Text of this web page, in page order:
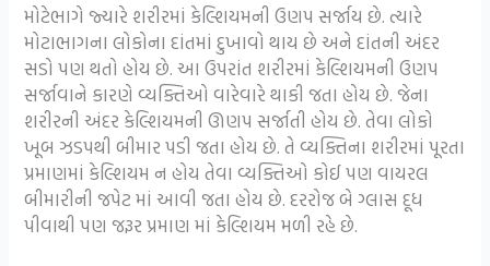
મોટેભાગે જ્યારે શરીરમાં કેલ્શિયમની ઉણપ સર્જાય છે. ત્યારે
મોટાભાગના લોકોના દાંતમાં દુખાવો થાય છે અને દાંતની અંદર
સડો પણ થતો હોય છે. આ ઉપરાંત શરીરમાં કેલ્શિયમની ઉણપ
સર્જાવાને કારણે વ્યક્તિઓ વારેવારે થાકી જતા હોય છે. જેના
શરીરની અંદર કેલ્શિયમની ઊણપ સર્જાતી હોય છે. તેવા લોકો
ખૂબ ઝડપથી બીમાર પડી જતા હોય છે. તે વ્યક્તિના શરીરમાં પૂરતા
પ્રમાણમાં કેલ્શિયમ ન હોય તેવા વ્યક્તિઓ કોઈ પણ વાયરલ
બીમારીની જપેટ માં આવી જતા હોય છે. દરરોજ બે ગ્લાસ દૂધ
પીવાથી પણ જરૂર પ્રમાણ માં કેલ્શિયમ મળી રહે છે.